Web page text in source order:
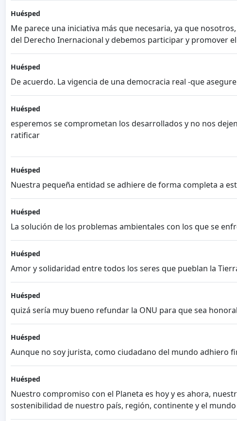
Huésped
Me parece una iniciativa más que necesaria, ya que
del Derecho Inernacional y debemos participar y promover
Huésped
De acuerdo. La vigencia de una democracia real -que
Huésped
esperemos se comprometan los desarrollados y no nos
ratificar
Huésped
Nuestra pequeña entidad se adhiere de forma completa a
Huésped
La solución de los problemas ambientales con los que se
Huésped
Amor y solidaridad entre todos los seres que pueblan la
Huésped
quizá sería muy bueno refundar la ONU para que sea
Huésped
Aunque no soy jurista, como ciudadano del mundo adhiero
Huésped
Nuestro compromiso con el Planeta es hoy y es ahora,
sostenibilidad de nuestro país, región, continente y el